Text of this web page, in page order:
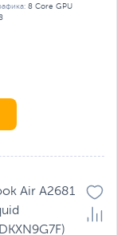
8 Core GPU
Air A2681